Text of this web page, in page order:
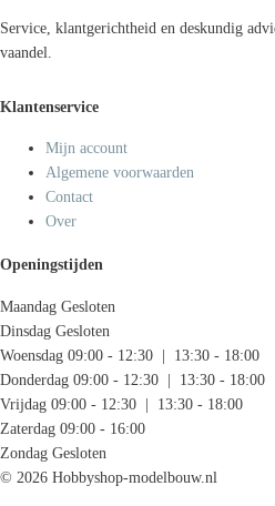
Service, klantgerichtheid en deskundig
vaandel.
Klantenservice
Mijn account
Algemene voorwaarden
Contact
Over
Openingstijden
Maandag Gesloten
Dinsdag Gesloten
Woensdag 09:00 - 12:30 | 13:30 - 18:00
Donderdag 09:00 - 12:30 | 13:30 - 18:00
Vrijdag 09:00 - 12:30 | 13:30 - 18:00
Zaterdag 09:00 - 16:00
Zondag Gesloten
© 2026 Hobbyshop-modelbouw.nl